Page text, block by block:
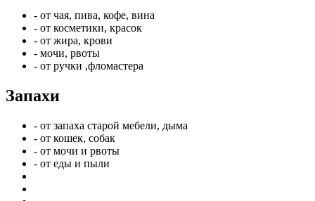
- от чая, пива, кофе, вина
- от косметики, красок
- от жира, крови
- мочи, рвоты
- от ручки ,фломастера
Запахи
- от запаха старой мебели, дыма
- от кошек, собак
- от мочи и рвоты
- от еды и пыли